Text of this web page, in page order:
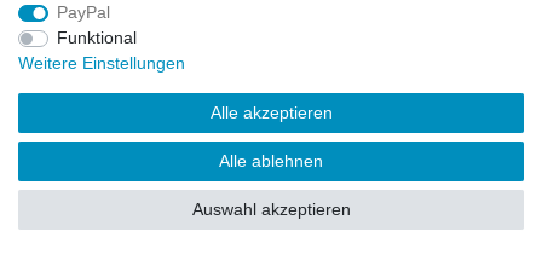
Impressum
Vertrag widerrufen
PayPal
Funktional
Weitere Einstellungen
Alle akzeptieren
Alle ablehnen
Auswahl akzeptieren